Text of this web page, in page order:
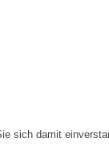
sich damit